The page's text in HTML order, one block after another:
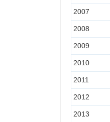
2007
2008
2009
2010
2011
2012
2013